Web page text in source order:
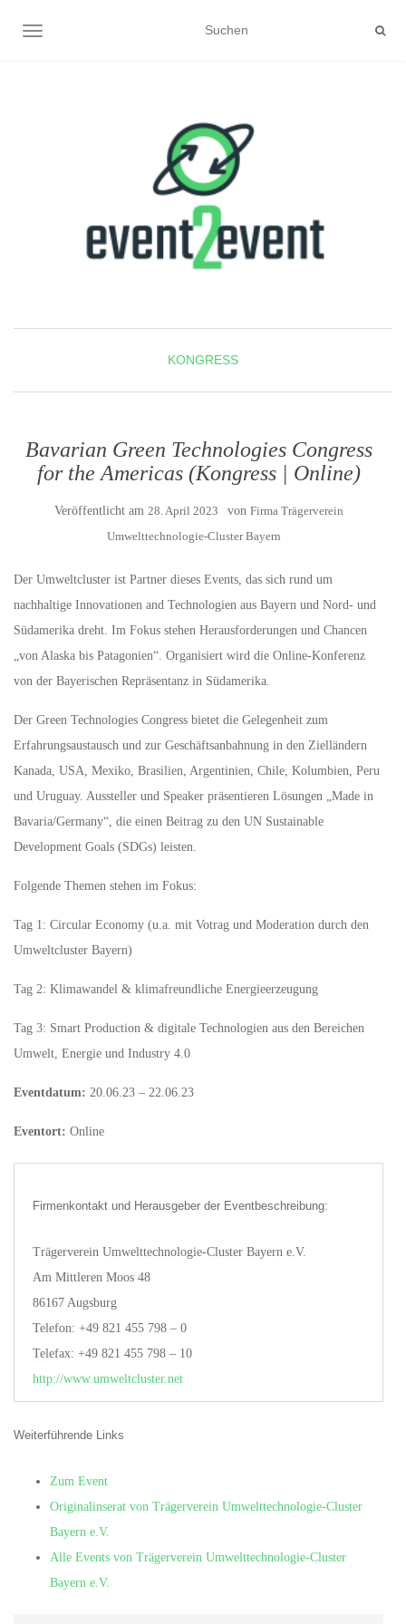
NAVIGATION UMSCHALTEN
KONGRESS
Bavarian Green Technologies Congress
for the Americas (Kongress | Online)
Veröffentlicht am 28. April 2023 von Firma Trägerverein
Umwelttechnologie-Cluster Bayern
Der Umweltcluster ist Partner dieses Events, das sich rund um
nachhaltige Innovationen and Technologien aus Bayern und Nord- und
Südamerika dreht. Im Fokus stehen Herausforderungen und Chancen
„von Alaska bis Patagonien“. Organisiert wird die Online-Konferenz
von der Bayerischen Repräsentanz in Südamerika.
Der Green Technologies Congress bietet die Gelegenheit zum
Erfahrungsaustausch und zur Geschäftsanbahnung in den Zielländern
Kanada, USA, Mexiko, Brasilien, Argentinien, Chile, Kolumbien, Peru
und Uruguay. Aussteller und Speaker präsentieren Lösungen „Made in
Bavaria/Germany“, die einen Beitrag zu den UN Sustainable
Development Goals (SDGs) leisten.
Folgende Themen stehen im Fokus:
Tag 1: Circular Economy (u.a. mit Votrag und Moderation durch den
Umweltcluster Bayern)
Tag 2: Klimawandel & klimafreundliche Energieerzeugung
Tag 3: Smart Production & digitale Technologien aus den Bereichen
Umwelt, Energie und Industry 4.0
Eventdatum: 20.06.23 – 22.06.23
Eventort: Online
Firmenkontakt und Herausgeber der Eventbeschreibung:
Trägerverein Umwelttechnologie-Cluster Bayern e.V.
Am Mittleren Moos 48
86167 Augsburg
Telefon: +49 821 455 798 – 0
Telefax: +49 821 455 798 – 10
http://www.umweltcluster.net
Weiterführende Links
Zum Event
Originalinserat von Trägerverein Umwelttechnologie-Cluster
Bayern e.V.
Alle Events von Trägerverein Umwelttechnologie-Cluster
Bayern e.V.